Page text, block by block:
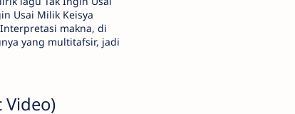
Usai Milik Keisya
makna, di
yang multitafsir, jadi
Video)